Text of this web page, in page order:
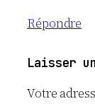
Répondre
Laisser
Votre